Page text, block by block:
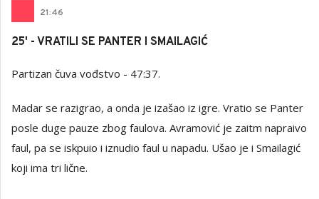
21:46
25' - VRATILI SE PANTER I SMAILAGIĆ
Partizan čuva vođstvo - 47:37.
Madar se razigrao, a onda je izašao iz igre. Vratio se Panter
posle duge pauze zbog faulova. Avramović je zaitm napraivo
faul, pa se iskpuio i iznudio faul u napadu. Ušao je i Smailagić
koji ima tri lične.